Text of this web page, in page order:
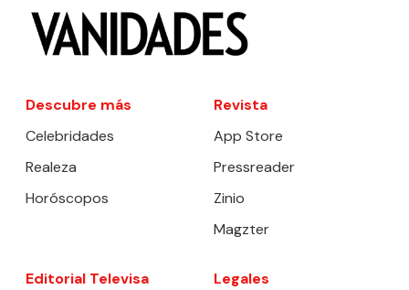
Descubre más
Celebridades
Realeza
Horóscopos
Revista
App Store
Pressreader
Zinio
Magzter
Editorial Televisa
Legales